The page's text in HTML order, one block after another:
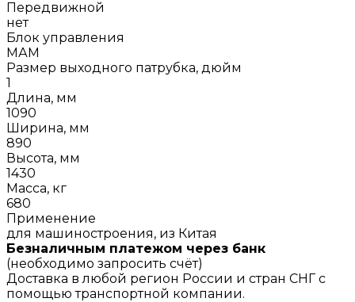
Передвижной
нет
Блок управления
МАМ
Размер выходного патрубка, дюйм
1
Длина, мм
1090
Ширина, мм
890
Высота, мм
1430
Масса, кг
680
Применение
для машиностроения, из Китая
Безналичным платежом через банк
(необходимо запросить счёт)
Доставка в любой регион России и стран СНГ с
помощью транспортной компании.